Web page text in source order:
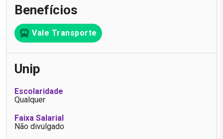
Benefícios
Vale Transporte
Unip
Escolaridade
Qualquer
Faixa Salarial
Não divulgado